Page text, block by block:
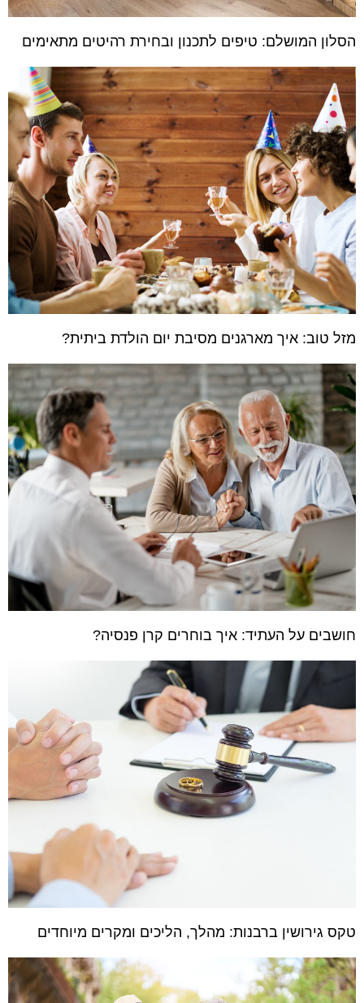
הסלון המושלם: טיפים לתכנון ובחירת רהיטים מתאימים
מזל טוב: איך מארגנים מסיבת יום הולדת ביתית?
חושבים על העתיד: איך בוחרים קרן פנסיה?
טקס גירושין ברבנות: מהלך, הליכים ומקרים מיוחדים